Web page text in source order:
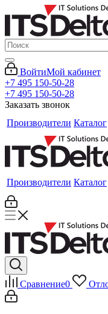
ВойтиМой кабинет
+7 495 150-50-28
+7 495 150-50-28
Заказать звонок
Производители Каталог
Производители Каталог
Сравнение0